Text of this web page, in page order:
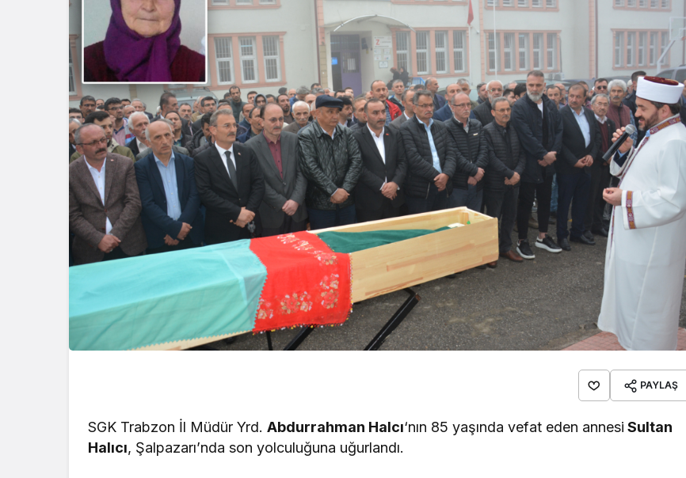
PAYLAŞ
SGK Trabzon İl Müdür Yrd.Abdurrahman Halcı‘nın 85 yaşında vefat eden annesi Sultan
Halıcı, Şalpazarı’nda son yolculuğuna uğurlandı.